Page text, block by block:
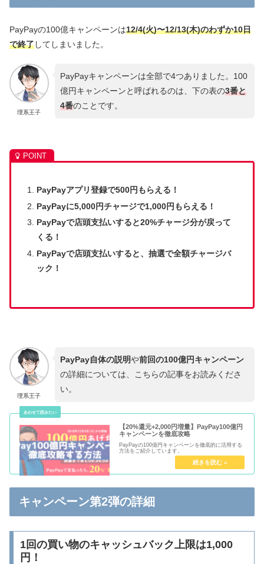
PayPayの100億キャンペーンは12/4(火)〜12/13(木)のわずか10日
で終了してしまいました。
理系王子
PayPayキャンペーンは全部で4つありました。100
億円キャンペーンと呼ばれるのは、下の表の3番と
4番のことです。
PayPayアプリ登録で500円もらえる！
PayPayに5,000円チャージで1,000円もらえる！
PayPayで店頭支払いすると20%チャージ分が戻って
くる！
PayPayで店頭支払いすると、抽選で全額チャージバ
ック！
理系王子
PayPay自体の説明や前回の100億円キャンペーン
の詳細については、こちらの記事をお読みくださ
い。
【20%還元+2,000円増量】PayPay100億円
キャンペーンを徹底攻略
PayPayの100億円キャンペーンを徹底的に活用する
方法をご紹介しています。
キャンペーン第2弾の詳細
1回の買い物のキャッシュバック上限は1,000
円！